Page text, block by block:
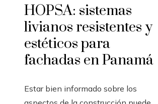
HOPSA: sistemas
livianos resistentes y
estéticos para
fachadas en Panamá
Estar bien informado sobre los